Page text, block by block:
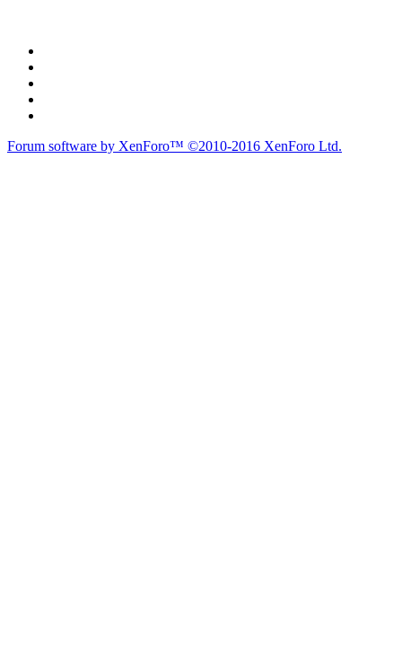
Forum software by XenForo™ ©2010-2016 XenForo Ltd.